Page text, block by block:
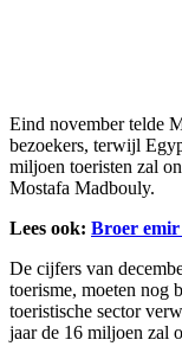
Eind november telde
bezoekers, terwijl
miljoen toeristen zal
Mostafa Madbouly.
Lees ook: Broer
De cijfers van
toerisme, moeten nog
toeristische sector
jaar de 16 miljoen zal